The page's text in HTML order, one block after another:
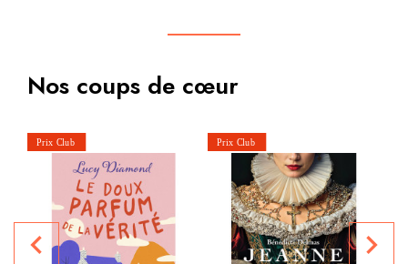
Nos coups de cœur
navigate_before navigate_next